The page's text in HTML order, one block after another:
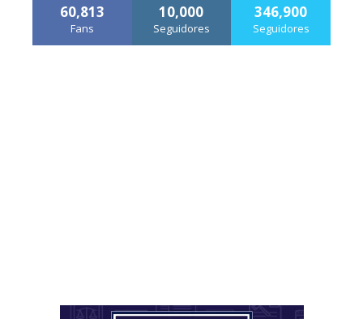
60,813
Fans
10,000
Seguidores
346,900
Seguidores